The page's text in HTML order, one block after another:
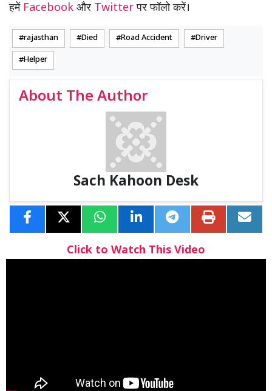
हमें Facebook और Twitterपर फॉलो करें।
rajasthan Died Road Accident Driver
Helper
About The Author
Sach Kahoon Desk
Click to Watch This Video